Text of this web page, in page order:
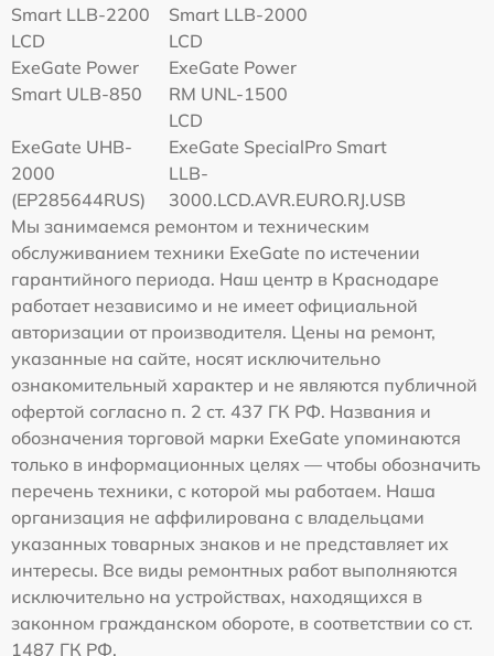
Smart LLB-2200
LCD
Smart LLB-2000
LCD
ExeGate Power
Smart ULB-850
ExeGate Power
RM UNL-1500
LCD
ExeGate UHB-
2000
(EP285644RUS)
ExeGate SpecialPro Smart
LLB-
3000.LCD.AVR.EURO.RJ.USB
Мы занимаемся ремонтом и техническим
обслуживанием техники ExeGate по истечении
гарантийного периода. Наш центр в Краснодаре
работает независимо и не имеет официальной
авторизации от производителя. Цены на ремонт,
указанные на сайте, носят исключительно
ознакомительный характер и не являются публичной
офертой согласно п. 2 ст. 437 ГК РФ. Названия и
обозначения торговой марки ExeGate упоминаются
только в информационных целях — чтобы обозначить
перечень техники, с которой мы работаем. Наша
организация не аффилирована с владельцами
указанных товарных знаков и не представляет их
интересы. Все виды ремонтных работ выполняются
исключительно на устройствах, находящихся в
законном гражданском обороте, в соответствии со ст.
1487 ГК РФ.